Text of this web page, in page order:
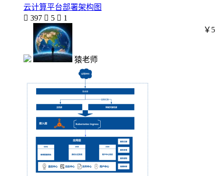
云计算平台部署架构图
 397  5  1
猿老师
￥5